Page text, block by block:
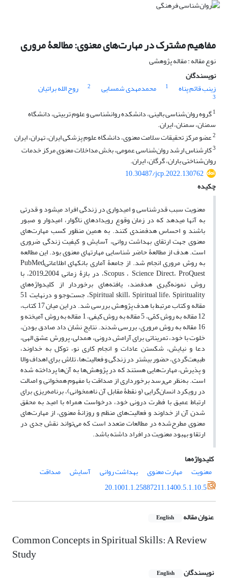
مفاهیم مشترک در مهارت‌های معنوی: مطالعۀ مروری
نوع مقاله : مقاله پژوهشی
نویسندگان
زینب قائم پناه
1 محمدمهدی شمسایی 2 روح الله براتیان
3
1گروه روان‌شناسی بالینی، دانشکده روانشناسی و علوم تربیتی، دانشگاه
سمنان، سمنان، ایران.
2عضو مرکز تحقیقات سلامت معنوی، دانشگاه علوم پزشکی ایران، تهران، ایران
3کارشناس ارشد روان‌شناسی عمومی، بخش مداخلات معنوی مرکز خدمات
روان‌شناختی باران، گرگان، ایران.
10.30487/jcp.2022.130762
چکیده
معنویت سبب قدرشناسی و امیدواری در زندگی افراد می­شود و قدرتی
به آن­ها می­دهد که در زمان وقوع رویدادهای ناگوار، امیدوار و صبور
باشند و احساس هدفمندی کنند. به همین منظور کسب مهارت‌های
معنوی جهت ارتقای بهداشت روانی، آسایش و کیفیت زندگی ضروری
است. هدف از مطالعۀ حاضر شناسایی مهارت­های معنوی بود. این مطالعه
به روش مروری انجام شد. از جامعۀ آماری بانک­های اطلاعاتیPubMed
،Scopus ، Science Direct، ProQuest در بازۀ زمانی 2004ـ2019، با
روش نمونه‌گیری هدفمند، یافته‌های برخوردار از کلیدواژه‌های
Spiritual skill، Spiritual life، Spirituality، جست‌وجو و درنهایت 51
مقاله و کتاب مرتبط با هدف پژوهش بررسی شد. در این میان 17 کتاب،
12 مقاله به روش کمّی، 5 مقاله به روش کیفی، 1 مقاله به روش آمیخته و
16 مقاله به روش مروری، بررسی شدند. نتایج نشان داد صادق بودن،
خلوت با خود، تمریناتی برای آرامش درونی، همدلی، پرورش عشق الهی،
دعا و نیایش، شکستن عادات و انجام کاری نو، توکل به خداوند،
طبیعت‌گردی، حضور بیشتر در زندگی و فعالیت‌ها، تلاش برای اهداف والا
و پذیرش، مهارت‌هایی هستند که در پژوهش‌ها به آن‌ها‌ پرداخته شده
است. به‌نظر می‌رسد برخورداری از صداقت با مفهوم همخوانی و اصالت
در رویکرد انسان‌گرایی (و نقطۀ مقابل آن ناهمخوانی)، برنامه‌ریزی برای
ارتباط عمیق با فطرت درونی خود، درخواست همراه با امید به محقق
شدن آن از خداوند و فعالیت‌های منظم و روزانۀ معنوی، از مهارت‌های
معنوی مطرح‌شده در مطالعات متعدد است که می‌تواند نقش جدی در
ارتقا و بهبود معنویت در افراد داشته باشد.
کلیدواژه‌ها
معنویت
مهارت معنوی بهداشت روانی آسایش
صداقت
20.1001.1.25887211.1400.5.1.10.5
عنوان مقاله English
Common Concepts in Spiritual Skills: A Review
Study
نویسندگان English